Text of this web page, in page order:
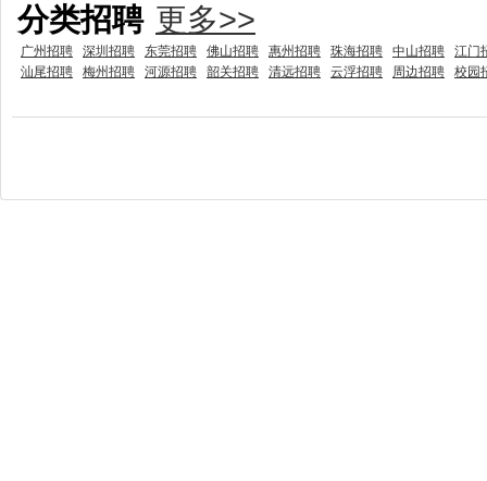
分类招聘 更多>>
广州招聘 深圳招聘 东莞招聘 佛山招聘 惠州招聘 珠海招聘 中山招聘
江门
汕尾招聘
梅州招聘 河源招聘 韶关招聘 清远招聘 云浮招聘 周边招聘 校园